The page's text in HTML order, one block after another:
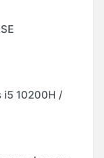
i5 10200H /